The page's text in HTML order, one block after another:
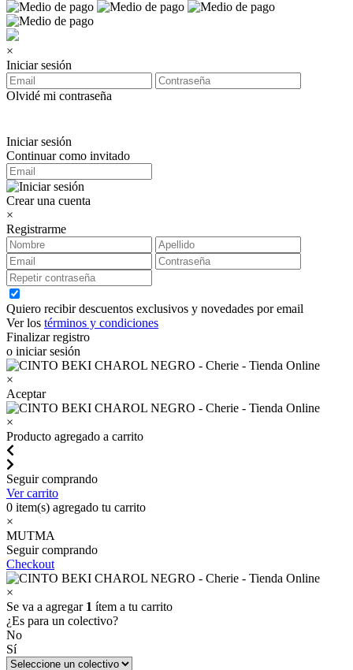
×
Iniciar sesión
Olvidé mi contraseña
Iniciar sesión
Continuar como invitado
Crear una cuenta
×
Registrarme
Quiero recibir descuentos exclusivos y novedades por email
Ver los términos y condiciones
Finalizar registro
o iniciar sesión
×
Aceptar
×
Producto agregado a carrito
Seguir comprando
Ver carrito
0 item(s) agregado tu carrito
×
MUTMA
Seguir comprando
Checkout
×
Se va a agregar 1 ítem a tu carrito
¿Es para un colectivo?
No
Sí